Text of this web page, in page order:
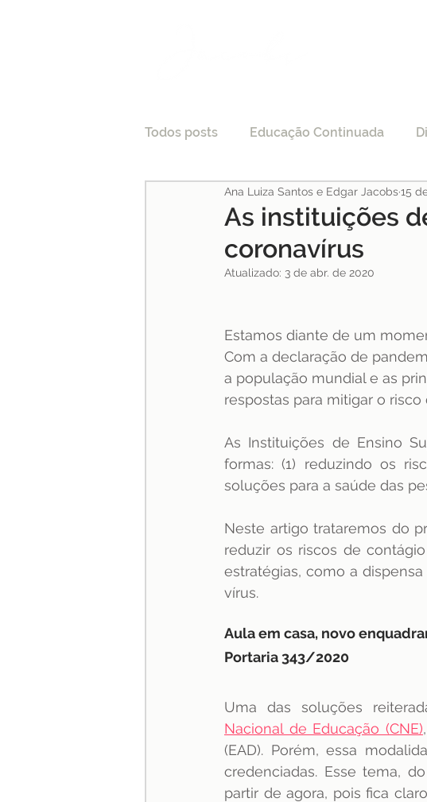
Todos posts Educação Continuada
Tecnologia e Direito
Processo Seletivo Credenciamento
especialização Jurisprudência
As instituições
coronavírus
Ana Luiza Santos e Edgar Jacobs15
Atualizado: 3 de abr. de 2020
Estamos diante de um
Com a declaração de
a população mundial e as
respostas para mitigar o
As Instituições de Ensino
formas: (1) reduzindo os
soluções para a saúde das
Neste artigo trataremos do
reduzir os riscos de
estratégias, como a
vírus.
Aula em casa, novo
Portaria 343/2020
Uma das soluções
Nacional de Educação (CNE)
(EAD). Porém, essa
credenciadas. Esse tema,
partir de agora, pois fica